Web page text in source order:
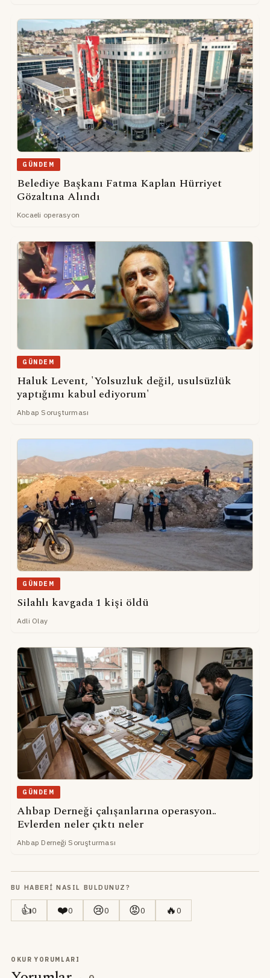
GÜNDEM
Belediye Başkanı Fatma Kaplan Hürriyet
Gözaltına Alındı
Kocaeli operasyon
GÜNDEM
Haluk Levent, 'Yolsuzluk değil, usulsüzlük
yaptığımı kabul ediyorum'
Ahbap Soruşturması
GÜNDEM
Silahlı kavgada 1 kişi öldü
Adli Olay
GÜNDEM
Ahbap Derneği çalışanlarına operasyon..
Evlerden neler çıktı neler
Ahbap Derneği Soruşturması
BU HABERI NASIL BULDUNUZ?
👍0 ❤️0 😢0 😡0 🔥0
OKUR YORUMLARI